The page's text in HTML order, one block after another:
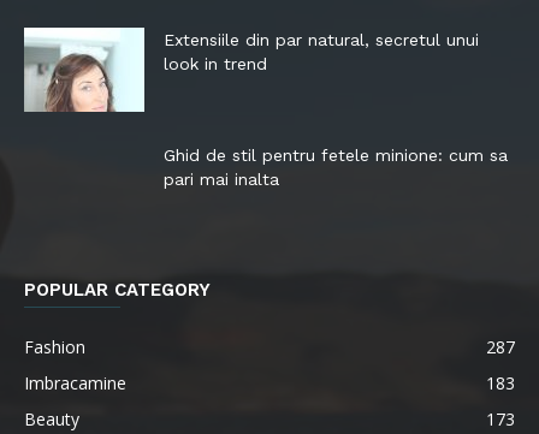
Extensiile din par natural, secretul unui
look in trend
Ghid de stil pentru fetele minione: cum sa
pari mai inalta
POPULAR CATEGORY
Fashion
287
Imbracamine
183
Beauty
173